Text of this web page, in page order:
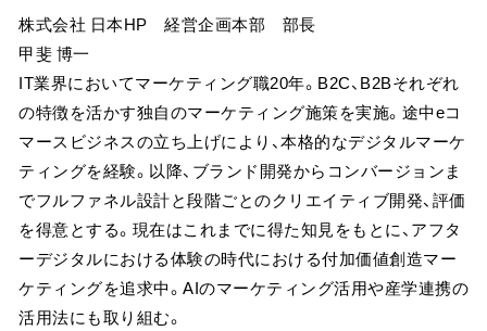
株式会社 日本HP 経営企画本部 部長
甲斐 博一
IT業界においてマーケティング職20年。B2C、B2Bそれぞれ
の特徴を活かす独自のマーケティング施策を実施。途中eコ
マースビジネスの立ち上げにより、本格的なデジタルマーケ
ティングを経験。以降、ブランド開発からコンバージョンま
でフルファネル設計と段階ごとのクリエイティブ開発、評価
を得意とする。現在はこれまでに得た知見をもとに、アフタ
ーデジタルにおける体験の時代における付加価値創造マー
ケティングを追求中。AIのマーケティング活用や産学連携の
活用法にも取り組む。